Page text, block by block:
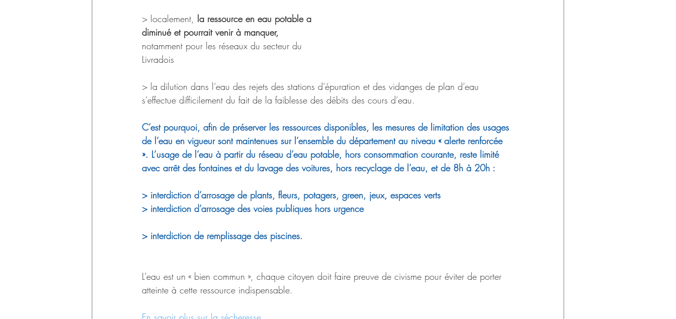
> localement, la ressource en eau potable a
diminué et pourrait venir à manquer,
notamment pour les réseaux du secteur du
Livradois
> la dilution dans l’eau des rejets des stations d’épuration et des vidanges de plan d’eau
s’effectue difficilement du fait de la faiblesse des débits des cours d’eau.
C’est pourquoi, afin de préserver les ressources disponibles, les mesures de limitation des usages
de l’eau en vigueur sont maintenues sur l’ensemble du département au niveau « alerte renforcée
». L’usage de l’eau à partir du réseau d’eau potable, hors consommation courante, reste limité
avec arrêt des fontaines et du lavage des voitures, hors recyclage de l’eau, et de 8h à 20h :
> interdiction d’arrosage de plants, fleurs, potagers, green, jeux, espaces verts
> interdiction d’arrosage des voies publiques hors urgence
> interdiction de remplissage des piscines.
L’eau est un « bien commun », chaque citoyen doit faire preuve de civisme pour éviter de porter
atteinte à cette ressource indispensable.